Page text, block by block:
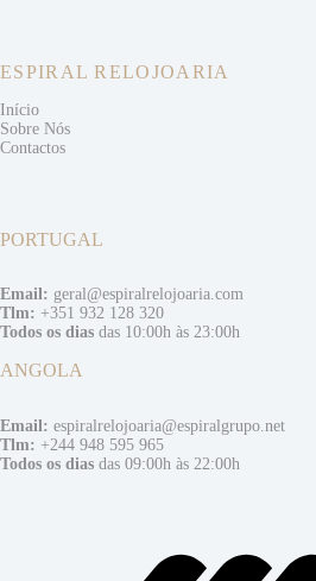
ESPIRAL RELOJOARIA
Início
Sobre Nós
Contactos
PORTUGAL
Email: geral@espiralrelojoaria.com
Tlm: +351 932 128 320
Todos os dias das 10:00h às 23:00h
ANGOLA
Email: espiralrelojoaria@espiralgrupo.net
Tlm: +244 948 595 965
Todos os dias das 09:00h às 22:00h